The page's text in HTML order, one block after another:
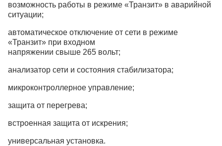
возможность работы в режиме «Транзит» в аварийной
ситуации;
автоматическое отключение от сети в режиме
«Транзит» при входном
напряжении свыше 265 вольт;
анализатор сети и состояния стабилизатора;
микроконтроллерное управление;
защита от перегрева;
встроенная защита от искрения;
универсальная установка.